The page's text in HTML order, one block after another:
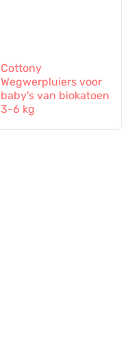
Cottony
Wegwerpluiers voor
baby's van biokatoen
3-6 kg